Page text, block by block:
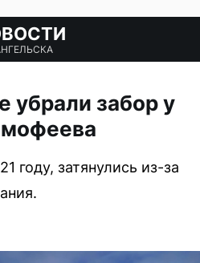
убрали забор у
году, затянулись из-за